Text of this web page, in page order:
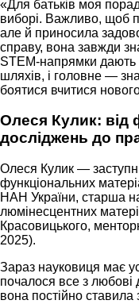
«Для батьків моя
виборі. Важливо, щоб
але й приносила
справу, вона завжди
STEM-напрямки дають
шляхів, і головне —
боятися вчитися
Олеся Кулик: від
досліджень до
Олеся Кулик —
функціональних
НАН України, старша
люмінесцентних
Красовицького,
2025).
Зараз науковиця має
почалося все з любові
вона постійно